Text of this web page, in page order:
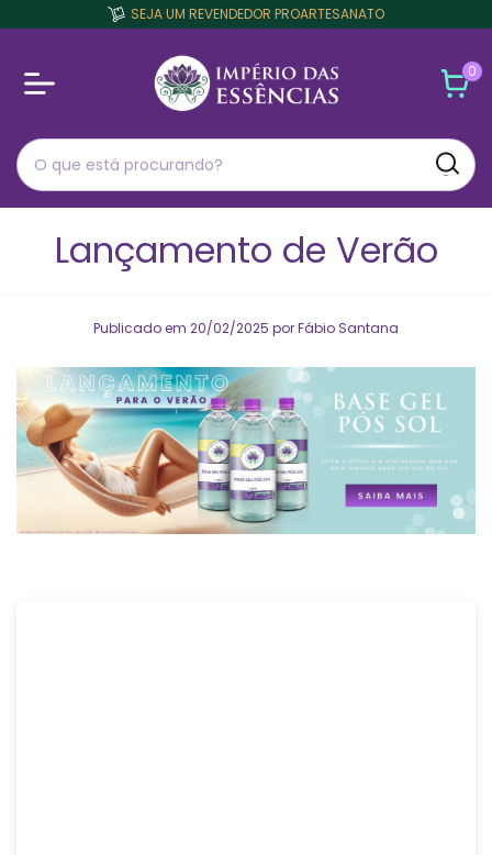
SEJA UM REVENDEDOR PROARTESANATO
0
Lançamento de Verão
Publicado em 20/02/2025 por Fábio Santana